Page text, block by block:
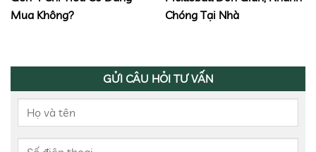
Mua Không?
Chóng Tại Nhà
GỬI CÂU HỎI TƯ VẤN